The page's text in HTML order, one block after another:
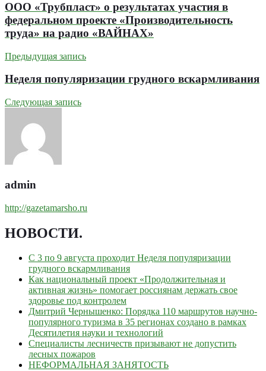
ООО «Трубпласт» о результатах участия в
федеральном проекте «Производительность
труда» на радио «ВАЙНАХ»
Предыдущая запись
Неделя популяризации грудного вскармливания
Следующая запись
admin
http://gazetamarsho.ru
НОВОСТИ.
С 3 по 9 августа проходит Неделя популяризации
грудного вскармливания
Как национальный проект «Продолжительная и
активная жизнь» помогает россиянам держать свое
здоровье под контролем
Дмитрий Чернышенко: Порядка 110 маршрутов научно-
популярного туризма в 35 регионах создано в рамках
Десятилетия науки и технологий
Специалисты лесничеств призывают не допустить
лесных пожаров
НЕФОРМАЛЬНАЯ ЗАНЯТОСТЬ